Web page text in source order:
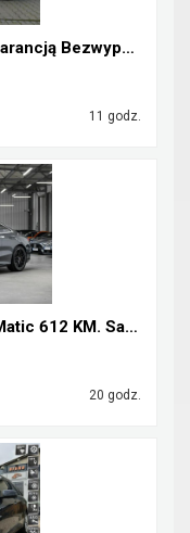
Mercedes GLA 200 2.0CDI z Gwarancją Bezwypadkowy
11 godz.
Mercedes S 63 AMG 63 AMG 4Matic 612 KM. Salon Pols...
20 godz.